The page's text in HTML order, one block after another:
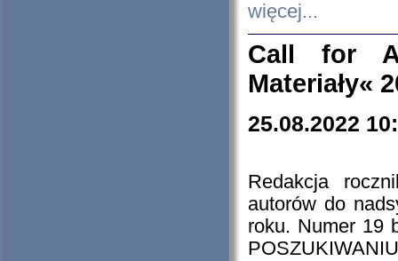
więcej...
Call for
Materiały«
25.08.2022
Redakcja
autorów do
roku. Numer 19